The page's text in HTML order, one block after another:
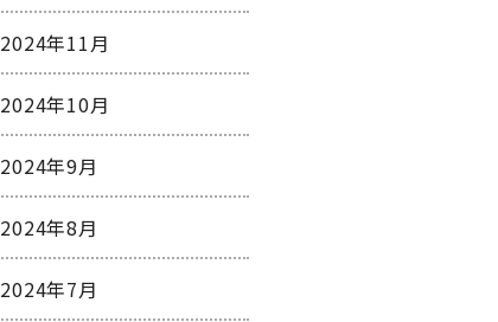
2024年11月
2024年10月
2024年9月
2024年8月
2024年7月